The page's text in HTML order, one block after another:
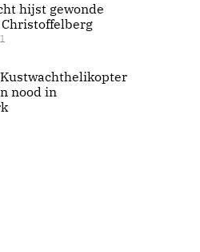
hijst gewonde
nood in